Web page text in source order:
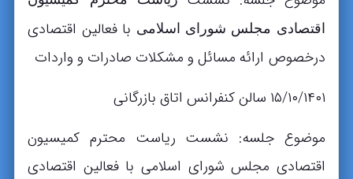
اقتصادی مجلس شورای اسلامی با فعالین اقتصادی
درخصوص ارائه مسائل و مشکلات صادرات و واردات
۱۵/۱۰/۱۴۰۱ سالن کنفرانس اتاق بازرگانی
موضوع جلسه: نشست ریاست محترم کمیسیون
اقتصادی مجلس شورای اسلامی با فعالین اقتصادی